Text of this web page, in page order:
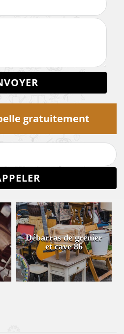
gratuitement
Débarras de grenier
et cave 86